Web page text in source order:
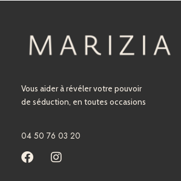
Vous aider à révéler votre pouvoir
de séduction, en toutes occasions
04 50 76 03 20
F
I